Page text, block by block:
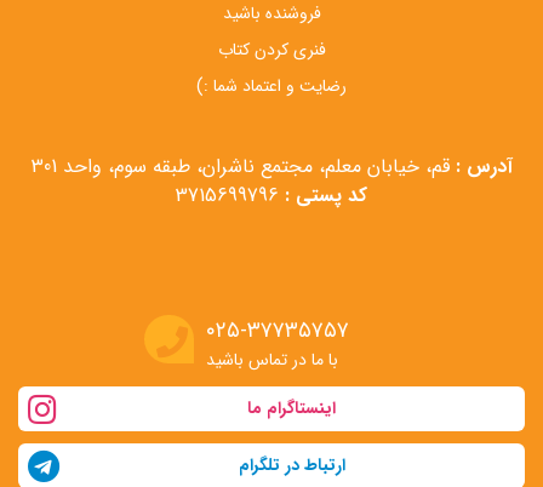
فروشنده باشید
فنری کردن کتاب
رضایت و اعتماد شما :)
آدرس : قم، خیابان معلم، مجتمع ناشران، طبقه سوم، واحد 301
کد پستی :
۰۲۵-۳۷۷۳۵۷۵۷
با ما در تماس باشید
اینستاگرام ما
ارتباط در تلگرام